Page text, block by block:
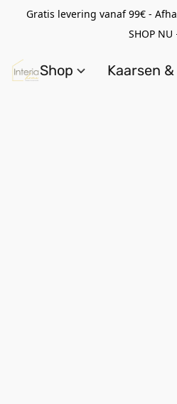
Gratis levering vanaf 99€ -
SHOP NU
Shop Kaarsen